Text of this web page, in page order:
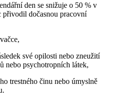
den se snižuje o 50 % v
přivodil dočasnou pracovní
své opilosti nebo zneužití
nebo psychotropních látek,
trestného činu nebo úmyslně